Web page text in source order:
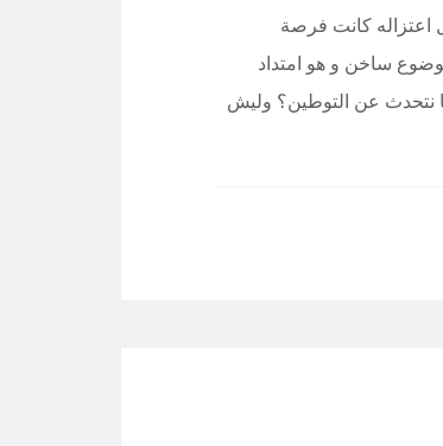
اعتزاله كانت فرصة
ساخن و هو امتداد
نتحدث عن التوطين؟ وليش